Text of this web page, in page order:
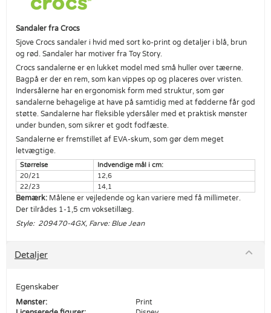
Sandaler fra Crocs
Sjove Crocs sandaler i hvid med sort ko-print og detaljer i blå, brun
og rød. Sandaler har motiver fra Toy Story.
Crocs sandalerne er en lukket model med små huller over tæerne.
Bagpå er der en rem, som kan vippes op og placeres over vristen.
Indersålerne har en ergonomisk form med struktur, som gør
sandalerne behagelige at have på samtidig med at fødderne får god
støtte. Sandalerne har fleksible ydersåler med et praktisk mønster
under bunden, som sikrer et godt fodfæste.
Sandalerne er fremstillet af EVA-skum, som gør dem meget
letvægtige.
Størrelse
Indvendige mål i cm:
20/21
12,6
22/23
14,1
Bemærk: Målene er vejledende og kan variere med få millimeter.
Der tilrådes 1-1,5 cm voksetillæg.
Style: 209470-4GX, Farve: Blue Jean
Detaljer
Egenskaber
Mønster:
Print